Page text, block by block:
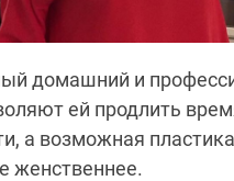
домашний и
ей продлить
а возможная
женственнее.